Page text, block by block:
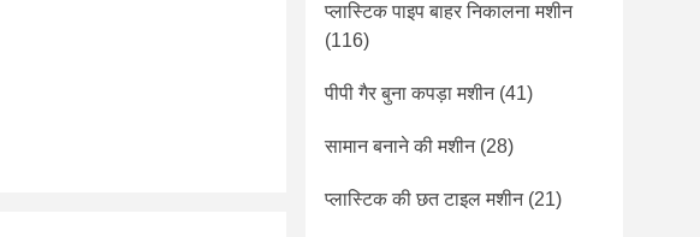
प्लास्टिक पाइप बाहर निकालना मशीन
(116)
पीपी गैर बुना कपड़ा मशीन(41)
सामान बनाने की मशीन(28)
प्लास्टिक की छत टाइल मशीन(21)